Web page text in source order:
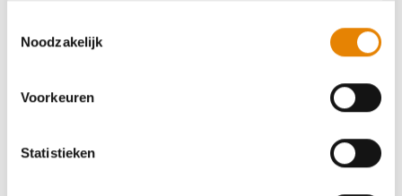
Noodzakelijk
Voorkeuren
Statistieken
Kluisbergen, Oost-Vlaanderen